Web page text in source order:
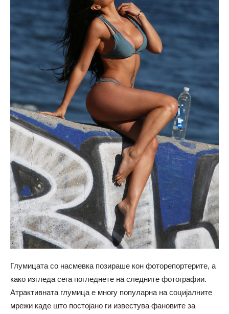
Глумицата со насмевка позираше кон фоторепортерите, а
како изгледа сега погледнете на следните фотографии.
Атрактивната глумица е многу популарна на социјалните
мрежи каде што постојано ги известува фановите за